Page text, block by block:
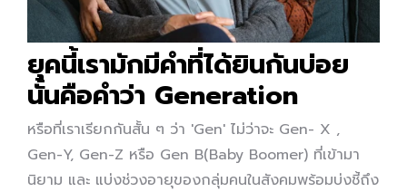
ยุคนี้เรามักมีคำที่ได้ยินกันบ่อย
นั้นคือคำว่า Generation
หรือที่เราเรียกกันสั้น ๆ ว่า 'Gen' ไม่ว่าจะ Gen- X ,
Gen-Y, Gen-Z หรือ Gen B(Baby Boomer) ที่เข้ามา
นิยาม และ แบ่งช่วงอายุของกลุ่มคนในสังคมพร้อมบ่งชี้ถึง